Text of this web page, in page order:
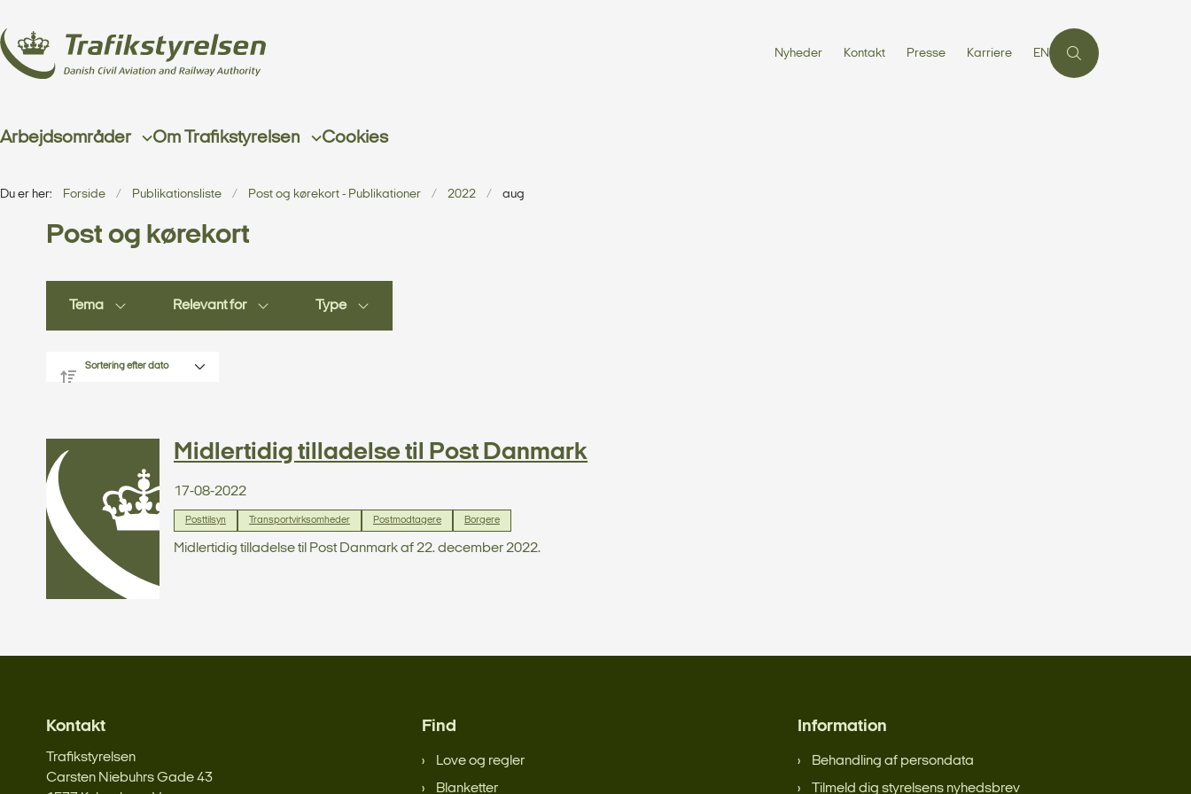
Nyheder Kontakt Presse Karriere EN
Arbejdsområder Om Trafikstyrelsen Cookies
Du er her: Forside Publikationsliste Post og kørekort - Publikationer 2022 aug
Post og kørekort
Tema Relevant for Type
Midlertidig tilladelse til Post Danmark
17-08-2022
Posttilsyn Transportvirksomheder Postmodtagere Borgere
Midlertidig tilladelse til Post Danmark af 22. december 2022.
Kontakt
Trafikstyrelsen
Carsten Niebuhrs Gade 43
Find
Love og regler
Blanketter
Information
Behandling af persondata
Tilmeld dig styrelsens nyhedsbrev